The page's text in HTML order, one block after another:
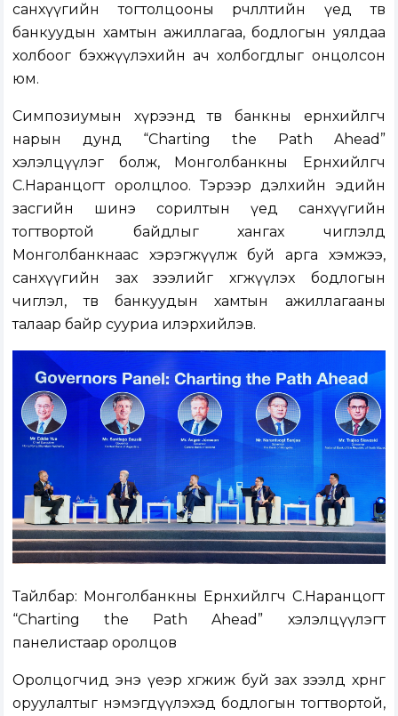
санхүүгийн тогтолцооны өөрчлөлтийн үед төв
банкуудын хамтын ажиллагаа, бодлогын уялдаа
холбоог бэхжүүлэхийн ач холбогдлыг онцолсон
юм.
Симпозиумын хүрээнд төв банкны ерөнхийлөгч
нарын дунд “Charting the Path Ahead”
хэлэлцүүлэг болж, Монголбанкны Ерөнхийлөгч
С.Наранцогт оролцлоо. Тэрээр дэлхийн эдийн
засгийн шинэ сорилтын үед санхүүгийн
тогтвортой байдлыг хангах чиглэлд
Монголбанкнаас хэрэгжүүлж буй арга хэмжээ,
санхүүгийн зах зээлийг хөгжүүлэх бодлогын
чиглэл, төв банкуудын хамтын ажиллагааны
талаар байр сууриа илэрхийлэв.
Тайлбар: Монголбанкны Ерөнхийлөгч С.Наранцогт
“Charting the Path Ahead” хэлэлцүүлэгт
панелистаар оролцов
Оролцогчид энэ үеэр хөгжиж буй зах зээлд хөрөнгө
оруулалтыг нэмэгдүүлэхэд бодлогын тогтвортой,